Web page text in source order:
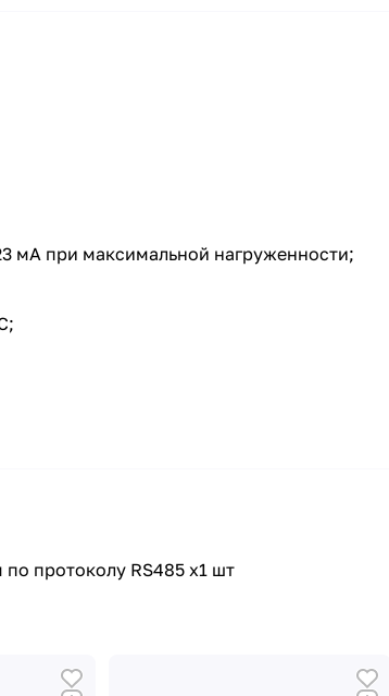
мА при максимальной нагруженности;
протоколу RS485 x1 шт